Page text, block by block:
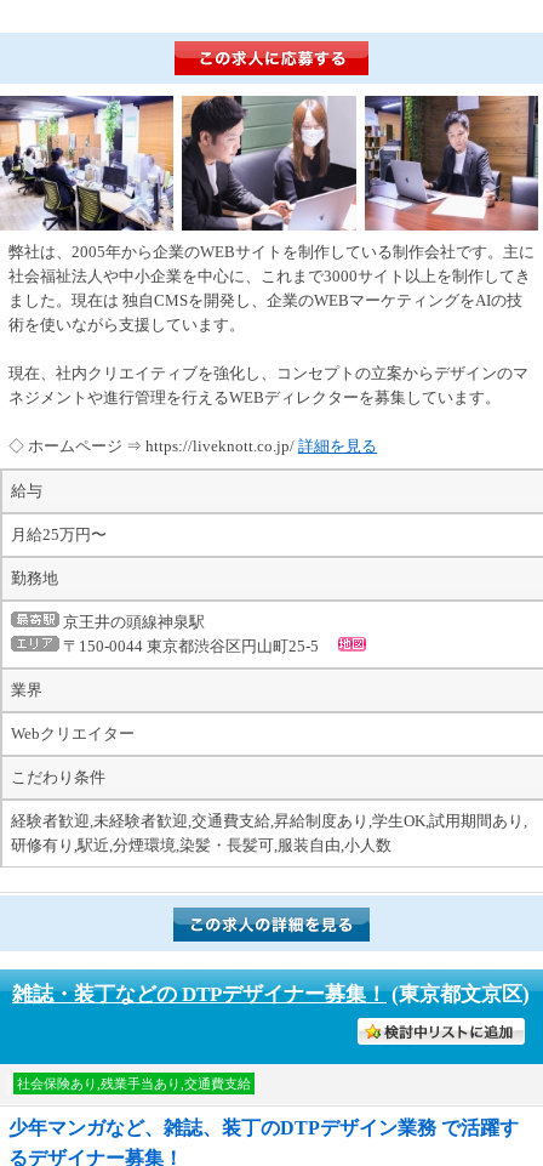
弊社は、2005年から企業のWEBサイトを制作している制作会社です。主に
社会福祉法人や中小企業を中心に、これまで3000サイト以上を制作してき
ました。現在は 独自CMSを開発し、企業のWEBマーケティングをAIの技
術を使いながら支援しています。
現在、社内クリエイティブを強化し、コンセプトの立案からデザインのマ
ネジメントや進行管理を行えるWEBディレクターを募集しています。
◇ ホームページ ⇒ https://liveknott.co.jp/ 詳細を見る
給与
月給25万円〜
勤務地
京王井の頭線神泉駅
〒150-0044 東京都渋谷区円山町25-5
業界
Webクリエイター
こだわり条件
経験者歓迎,未経験者歓迎,交通費支給,昇給制度あり,学生OK,試用期間あり,
研修有り,駅近,分煙環境,染髪・長髪可,服装自由,小人数
雑誌・装丁などの DTPデザイナー募集！(東京都文京区)
討中リストに入れる
社会保険あり,残業手当あり,交通費支給
少年マンガなど、雑誌、装丁のDTPデザイン業務 で活躍す
るデザイナー募集！